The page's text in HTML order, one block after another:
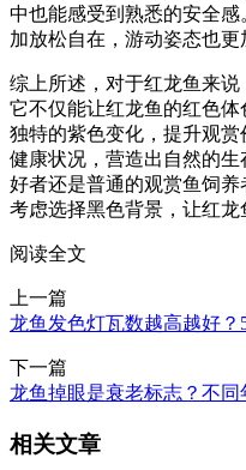
中也能感受到熟悉的安全
加放松自在，游动姿态也更
综上所述，对于红龙鱼来说
它不仅能让红龙鱼的红色
独特的紫色变化，提升观
健康状况，营造出自然的
好者还是普通的观赏鱼饲
考虑选择黑色背景，让红龙
阅读全文
上一篇
龙鱼发色灯瓦数越高越好？
下一篇
龙鱼掉眼是衰老标志？不同
相关文章